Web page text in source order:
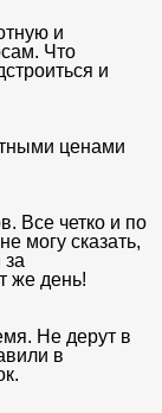
и
Что
и
ценами
Все четко и по
могу сказать,
же день!
Не дерут в
в